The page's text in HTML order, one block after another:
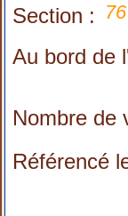
Section :
Au bord de
Nombre de
Référencé